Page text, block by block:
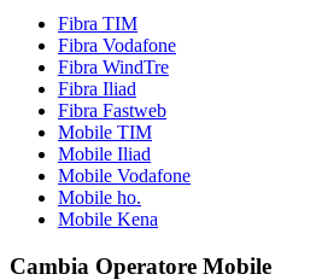
Fibra TIM
Fibra Vodafone
Fibra WindTre
Fibra Iliad
Fibra Fastweb
Mobile TIM
Mobile Iliad
Mobile Vodafone
Mobile ho.
Mobile Kena
Cambia Operatore Mobile